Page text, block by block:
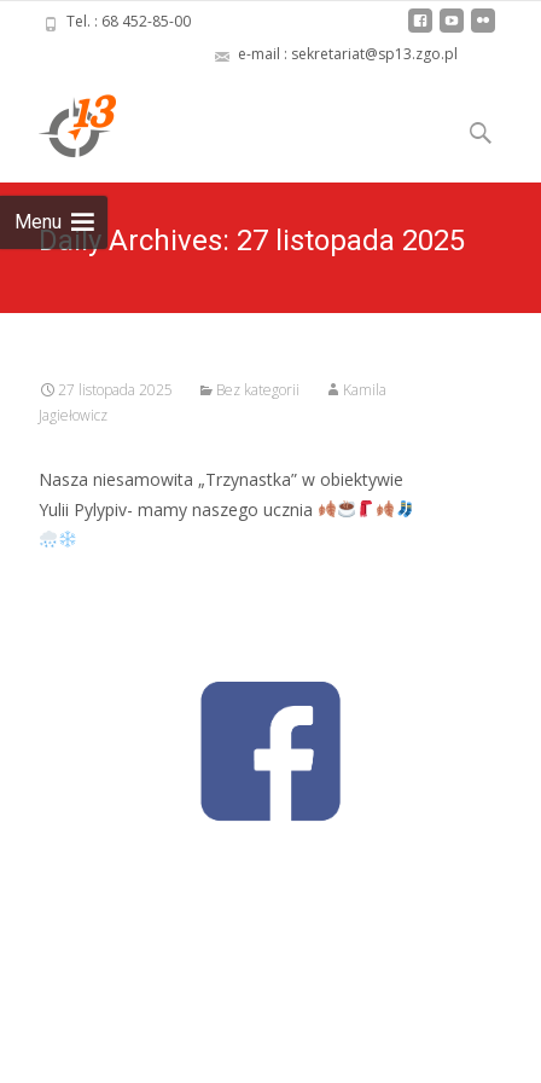
Tel. : 68 452-85-00
e-mail : sekretariat@sp13.zgo.pl
Menu
to
content
Szukaj:
Daily Archives: 27 listopada 2025
27 listopada 2025 Bez kategorii
Kamila
Jagiełowicz
Nasza niesamowita „Trzynastka” w obiektywie
Yulii Pylypiv- mamy naszego ucznia